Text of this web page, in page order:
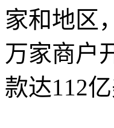
家和地区
万家商户
款达112亿